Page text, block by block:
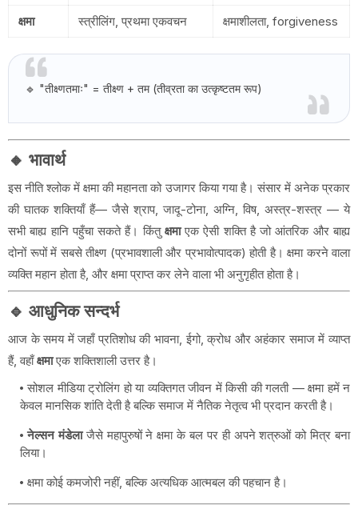
क्षमा स्त्रीलिंग, प्रथमा एकवचन क्षमाशीलता, forgiveness
🔹 "तीक्ष्णतमाः" = तीक्ष्ण + तम (तीव्रता का उत्कृष्टतम रूप)
🔸 भावार्थ
इस नीति श्लोक में क्षमा की महानता को उजागर किया गया है। संसार में अनेक प्रकार
की घातक शक्तियाँ हैं— जैसे श्राप, जादू-टोना, अग्नि, विष, अस्त्र-शस्त्र — ये
सभी बाह्य हानि पहुँचा सकते हैं। किंतु क्षमाएक ऐसी शक्ति है जो आंतरिक और बाह्य
दोनों रूपों में सबसे तीक्ष्ण (प्रभावशाली और प्रभावोत्पादक) होती है। क्षमा करने वाला
व्यक्ति महान होता है, और क्षमा प्राप्त कर लेने वाला भी अनुगृहीत होता है।
🔹 आधुनिक सन्दर्भ
आज के समय में जहाँ प्रतिशोध की भावना, ईगो, क्रोध और अहंकार समाज में व्याप्त
हैं, वहाँक्षमाएक शक्तिशाली उत्तर है।
सोशल मीडिया ट्रोलिंग हो या व्यक्तिगत जीवन में किसी की गलती — क्षमा हमें न
केवल मानसिक शांति देती है बल्कि समाज में नैतिक नेतृत्व भी प्रदान करती है।
नेल्सन मंडेलाजैसे महापुरुषों ने क्षमा के बल पर ही अपने शत्रुओं को मित्र बना
लिया।
क्षमा कोई कमजोरी नहीं, बल्कि अत्यधिक आत्मबल की पहचान है।